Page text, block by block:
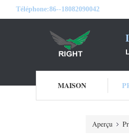
Téléphone:86--18082090042
MAISON
Aperçu